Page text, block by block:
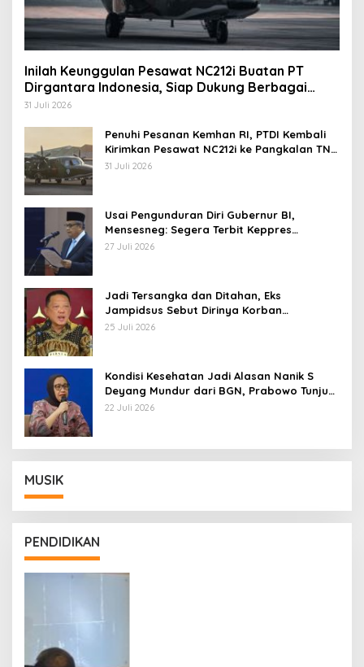
Inilah Keunggulan Pesawat NC212i Buatan PT
Dirgantara Indonesia, Siap Dukung Berbagai
Operasi TNI
31 Juli 2026
Penuhi Pesanan Kemhan RI, PTDI Kembali
Kirimkan Pesawat NC212i ke Pangkalan TNI
AU
31 Juli 2026
Usai Pengunduran Diri Gubernur BI,
Mensesneg: Segera Terbit Keppres
Pemberhentian dengan Hormat
27 Juli 2026
Jadi Tersangka dan Ditahan, Eks
Jampidsus Sebut Dirinya Korban
Kriminalisasi
25 Juli 2026
Kondisi Kesehatan Jadi Alasan Nanik S
Deyang Mundur dari BGN, Prabowo Tunjuk
Wamentan Sudaryono
22 Juli 2026
MUSIK
PENDIDIKAN